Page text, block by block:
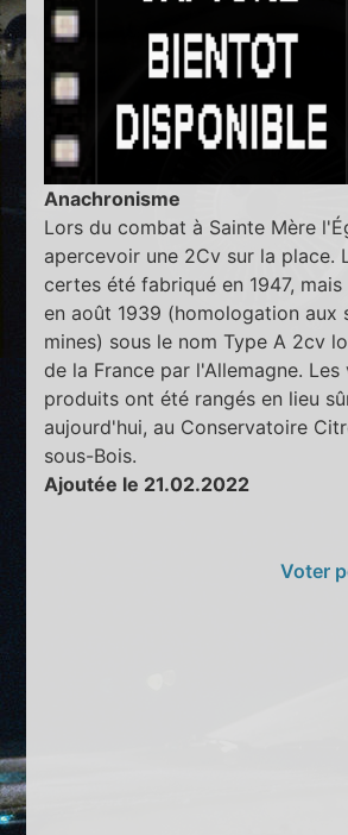
Anachronisme
Lors du combat à Sainte Mère
apercevoir une 2Cv sur la place.
certes été fabriqué en 1947,
en août 1939 (homologation aux
mines) sous le nom Type A 2cv
de la France par l'Allemagne. Les
produits ont été rangés en lieu
aujourd'hui, au Conservatoire
sous-Bois.
Ajoutée le 21.02.2022
Voter